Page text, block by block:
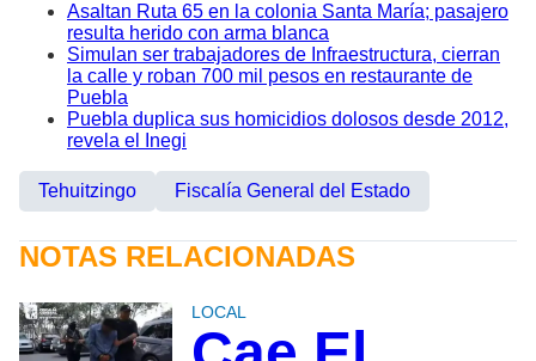
Asaltan Ruta 65 en la colonia Santa María; pasajero
resulta herido con arma blanca
Simulan ser trabajadores de Infraestructura, cierran
la calle y roban 700 mil pesos en restaurante de
Puebla
Puebla duplica sus homicidios dolosos desde 2012,
revela el Inegi
Tehuitzingo Fiscalía General del Estado
NOTAS RELACIONADAS
LOCAL